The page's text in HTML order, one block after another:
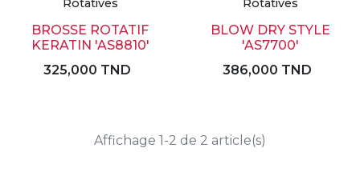
Rotatives
BROSSE ROTATIF
KERATIN 'AS8810'
325,000 TND
Rotatives
BLOW DRY STYLE
'AS7700'
386,000 TND
Affichage 1-2 de 2 article(s)